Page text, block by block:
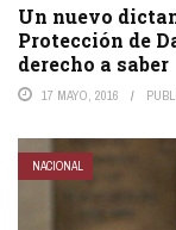
Un nuevo
Protección de
derecho a saber
17 MAYO, 2016
NACIONAL